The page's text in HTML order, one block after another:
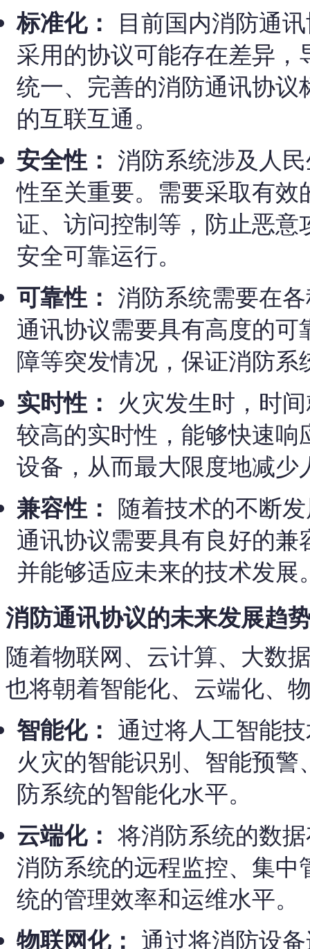
标准化：
目前国内消防通
采用的协议可能存在差异
统一、完善的消防通讯协
的互联互通。
安全性： 消防系统涉及人
性至关重要。需要采取有
证、访问控制等，防止恶
安全可靠运行。
可靠性： 消防系统需要在
通讯协议需要具有高度的
障等突发情况，保证消防系
实时性：
火灾发生时，时
较高的实时性，能够快速
设备，从而最大限度地减少
兼容性： 随着技术的不断
通讯协议需要具有良好的
并能够适应未来的技术发展
消防通讯协议的未来发展趋
随着物联网、云计算、大数
也将朝着智能化、云端化、
智能化： 通过将人工智能
火灾的智能识别、智能预
防系统的智能化水平。
云端化： 将消防系统的数
消防系统的远程监控、集
统的管理效率和运维水平。
物联网化： 通过将消防设